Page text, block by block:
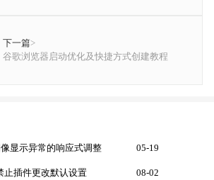
下一篇>
谷歌浏览器启动优化及快捷方式创建教程
显示异常的响应式调整 05-19
止插件更改默认设置 08-02